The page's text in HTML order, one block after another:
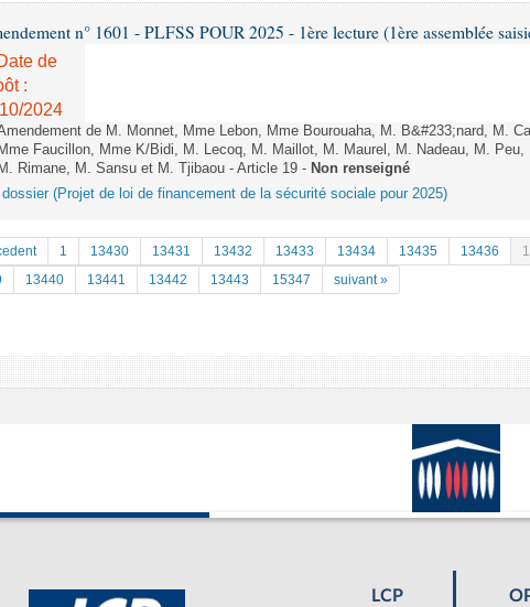
n° 1601 - PLFSS POUR 2025 - 1ère lecture (1ère assemblée
de
:
2024
de M. Monnet, Mme Lebon, Mme Bourouaha, M. B&#233;nard, M.
Mme Faucillon, Mme K/Bidi, M. Lecoq, M. Maillot, M. Maurel, M. Nadeau, M. Peu,
M. Rimane, M. Sansu et M. Tjibaou - Article 19 - Non renseigné
(Projet de loi de financement de la sécurité sociale pour 2025)
1 13430 13431 13432 13433 13434 13435 13436
13440 13441 13442 13443 15347 suivant »
LCP